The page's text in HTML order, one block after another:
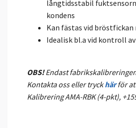
långtidsstabil
kondens
Kan fästas vid bröstfickan
Idealisk bl.a vid kontroll
OBS!Endast
Kontakta oss eller tryckhärför
Kalibrering AMA-RBK (4-pkt),